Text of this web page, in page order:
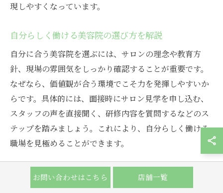
現しやすくなっています。
自分らしく働ける美容院の選び方を解説
自分に合う美容院を選ぶには、サロンの理念や教育方
針、現場の雰囲気をしっかり確認することが重要です。
なぜなら、価値観が合う環境でこそ力を発揮しやすいか
らです。具体的には、面接時にサロン見学を申し込む、
スタッフの声を直接聞く、研修内容を質問するなどのス
テップを踏みましょう。これにより、自分らしく働ける
職場を見極めることができます。
美容院で長く働くためのコツと工夫
お問い合わせはこちら 店舗一覧